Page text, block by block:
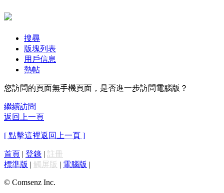
搜尋
版塊列表
用戶信息
熱帖
您訪問的頁面無手機頁面，是否進一步訪問電腦版？
繼續訪問
返回上一頁
[ 點擊這裡返回上一頁 ]
首頁 | 登錄 | 註冊
標準版 | 觸屏版 | 電腦版 |
© Comsenz Inc.